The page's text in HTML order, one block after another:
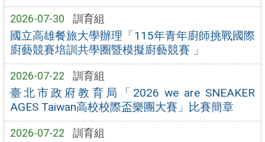
2026-07-30 訓育組
國立高雄餐旅大學辦理「115年青年廚師挑戰國際
廚藝競賽培訓共學圈暨模擬廚藝競賽 」
2026-07-22 訓育組
臺北市政府教育局「2026 we are SNEAKER
AGES Taiwan高校校際盃樂團大賽」比賽簡章
2026-07-22 訓育組